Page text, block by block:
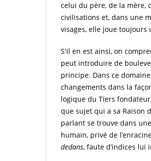
celui du père, de la mère,
civilisations et, dans une
visages, elle joue toujours
S'il en est ainsi, on
peut introduire de
principe. Dans ce
changements dans la
logique du Tiers
que sujet qui a sa Raison
parlant se trouve dans
humain, privé de
dedans, faute d’indices lui